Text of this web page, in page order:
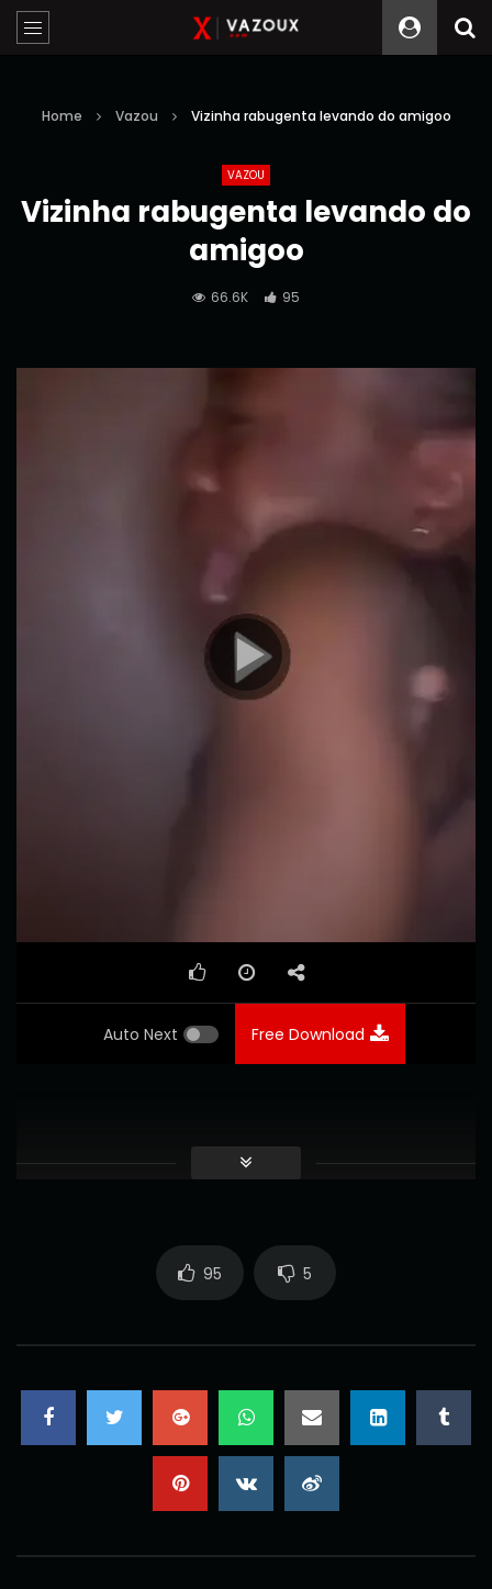
Home Vazou Vizinha rabugenta levando do amigoo
VAZOU
Vizinha rabugenta levando do
amigoo
66.6K 95
Auto Next Free Download
95 5